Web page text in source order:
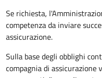
Se richiesta,
competenza da inviare
assicurazione.
Sulla base degli obblighi
compagnia di assicurazione